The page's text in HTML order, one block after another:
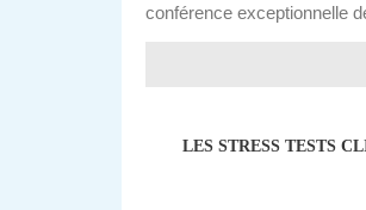
conférence exceptionnelle
LES STRESS TESTS